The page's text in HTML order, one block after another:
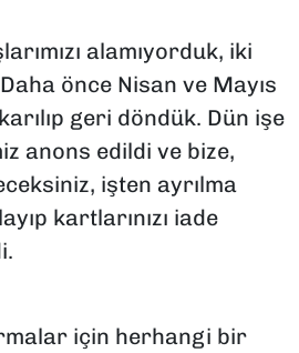
alamıyorduk, iki
önce Nisan ve Mayıs
geri döndük. Dün işe
anons edildi ve bize,
işten ayrılma
kartlarınızı iade
için herhangi bir